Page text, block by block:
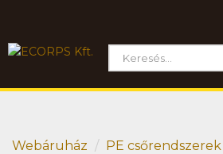
Webáruház
PE csőrendszerek